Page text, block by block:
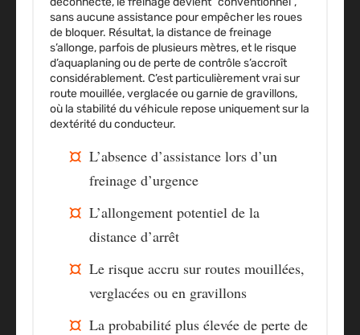
sans aucune assistance pour empêcher les roues
de bloquer. Résultat, la distance de freinage
s’allonge, parfois de plusieurs mètres, et le risque
d’aquaplaning ou de perte de contrôle s’accroît
considérablement. C’est particulièrement vrai sur
route mouillée, verglacée ou garnie de gravillons,
où la stabilité du véhicule repose uniquement sur la
dextérité du conducteur.
L’absence d’assistance lors d’un
freinage d’urgence
L’allongement potentiel de la
distance d’arrêt
Le risque accru sur routes mouillées,
verglacées ou en gravillons
La probabilité plus élevée de perte de